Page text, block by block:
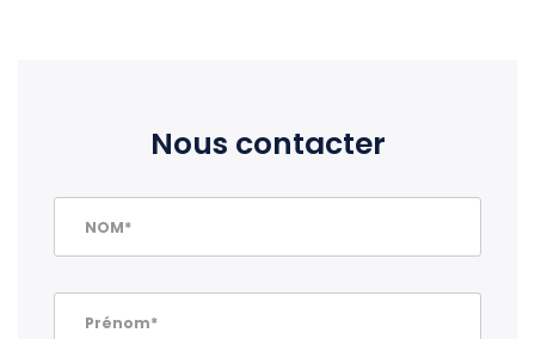
Nous contacter
NOM*
Prénom*